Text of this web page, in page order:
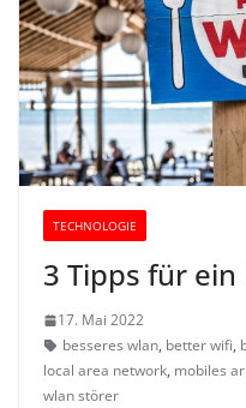
TECHNOLOGIE
3 Tipps für ein
17. Mai 2022
besseres wlan, better wifi,
local area network, mobiles
wlan störer